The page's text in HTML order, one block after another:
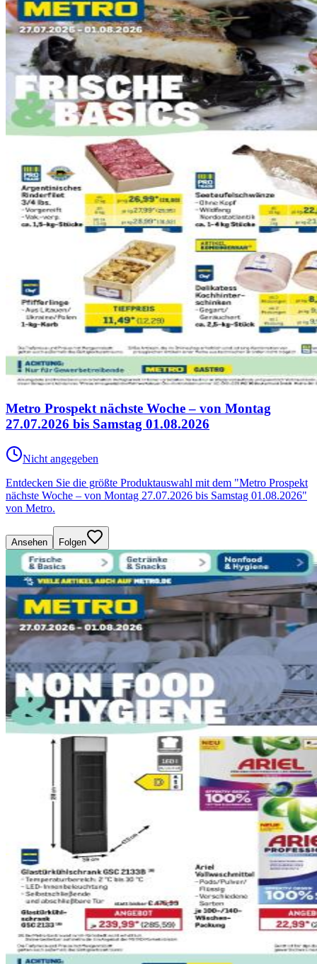
Metro Prospekt nächste Woche – von Montag
27.07.2026 bis Samstag 01.08.2026
Nicht angegeben
Entdecken Sie die größte Produktauswahl mit dem "Metro Prospekt
nächste Woche – von Montag 27.07.2026 bis Samstag 01.08.2026"
von Metro.
Ansehen Folgen